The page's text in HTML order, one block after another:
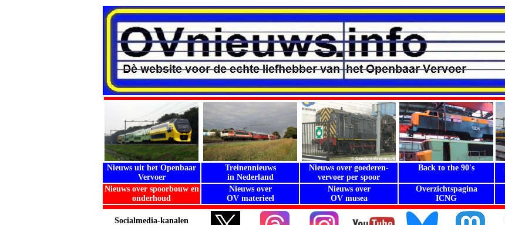
Nieuws uit het Openbaar
Vervoer
Treinennieuws
in Nederland
Nieuws over goederen-
vervoer per spoor
Back to the 90's
Nieuws over spoorbouw en
onderhoud
Nieuws over
OV materieel
Nieuws over
OV musea
Overzichtspagina
ICNG
Socialmedia-kanalen